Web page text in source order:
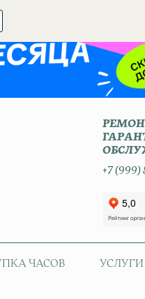
+7 (999)
ЧАСОВ УСЛУГИ